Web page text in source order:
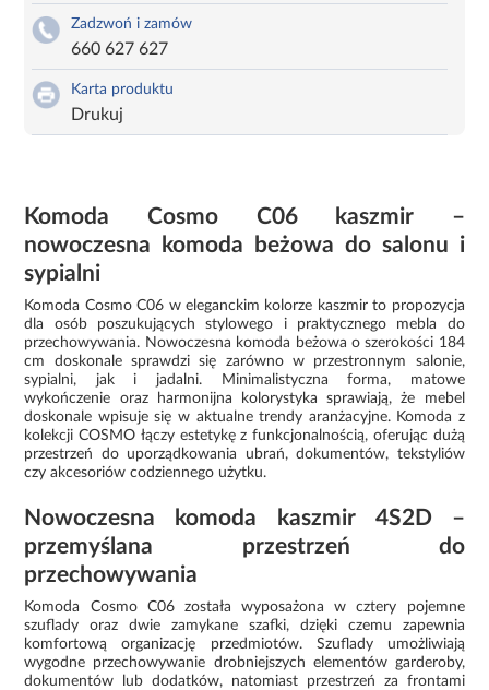
Zadzwoń i zamów
660 627 627
Karta produktu
Drukuj
Komoda Cosmo C06 kaszmir –
nowoczesna komoda beżowa do salonu i
sypialni
Komoda Cosmo C06 w eleganckim kolorze kaszmir to propozycja
dla osób poszukujących stylowego i praktycznego mebla do
przechowywania. Nowoczesna komoda beżowa o szerokości 184
cm doskonale sprawdzi się zarówno w przestronnym salonie,
sypialni, jak i jadalni. Minimalistyczna forma, matowe
wykończenie oraz harmonijna kolorystyka sprawiają, że mebel
doskonale wpisuje się w aktualne trendy aranżacyjne. Komoda z
kolekcji COSMO łączy estetykę z funkcjonalnością, oferując dużą
przestrzeń do uporządkowania ubrań, dokumentów, tekstyliów
czy akcesoriów codziennego użytku.
Nowoczesna komoda kaszmir 4S2D –
przemyślana przestrzeń do
przechowywania
Komoda Cosmo C06 została wyposażona w cztery pojemne
szuflady oraz dwie zamykane szafki, dzięki czemu zapewnia
komfortową organizację przedmiotów. Szuflady umożliwiają
wygodne przechowywanie drobniejszych elementów garderoby,
dokumentów lub dodatków, natomiast przestrzeń za frontami